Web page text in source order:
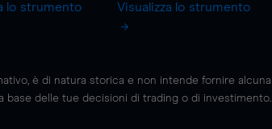
lo strumento Visualizza lo strumento
è di natura storica e non intende fornire alcuna
delle tue decisioni di trading o di investimento.